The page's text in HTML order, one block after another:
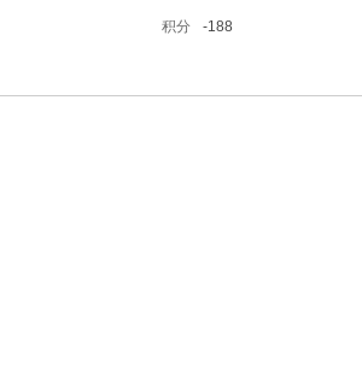
积分
-188